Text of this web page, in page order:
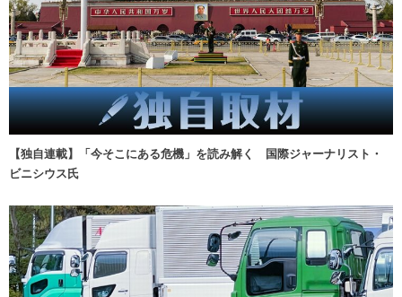
【独自連載】「今そこにある危機」を読み解く 国際ジャーナリスト・
ビニシウス氏